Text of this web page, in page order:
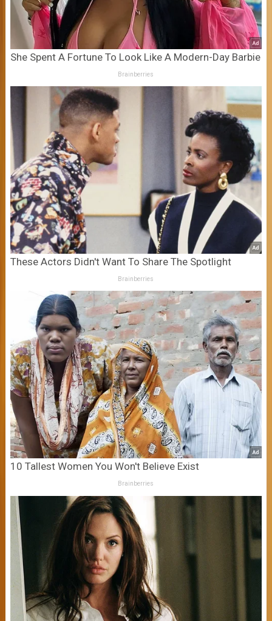
She Spent A Fortune To Look Like A Modern-Day Barbie
Brainberries
These Actors Didn't Want To Share The Spotlight
Brainberries
10 Tallest Women You Won't Believe Exist
Brainberries